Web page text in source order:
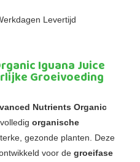
Levertijd
Iguana Juice
Groeivoeding
Nutrients Organic
organische
gezonde planten. Deze
voor de groeifase